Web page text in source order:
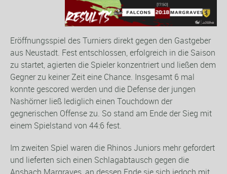
Eröffnungsspiel des Turniers direkt gegen den Gastgeber
aus Neustadt. Fest entschlossen, erfolgreich in die Saison
zu startet, agierten die Spieler konzentriert und ließen dem
Gegner zu keiner Zeit eine Chance. Insgesamt 6 mal
konnte gescored werden und die Defense der jungen
Nashörner ließ lediglich einen Touchdown der
gegnerischen Offense zu. So stand am Ende der Sieg mit
einem Spielstand von 44:6 fest.
Im zweiten Spiel waren die Rhinos Juniors mehr gefordert
und lieferten sich einen Schlagabtausch gegen die
Ansbach Margraves, an dessen Ende sie sich jedoch mit